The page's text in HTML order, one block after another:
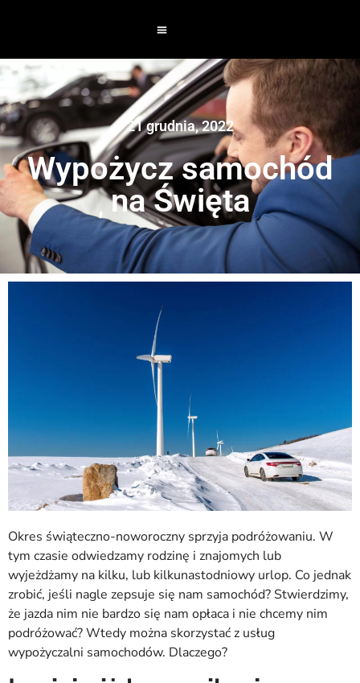
21 grudnia, 2022
Wypożycz samochód
na Święta
Okres świąteczno-noworoczny sprzyja podróżowaniu. W
tym czasie odwiedzamy rodzinę i znajomych lub
wyjeżdżamy na kilku, lub kilkunastodniowy urlop. Co jednak
zrobić, jeśli nagle zepsuje się nam samochód? Stwierdzimy,
że jazda nim nie bardzo się nam opłaca i nie chcemy nim
podróżować? Wtedy można skorzystać z usług
wypożyczalni samochodów. Dlaczego?